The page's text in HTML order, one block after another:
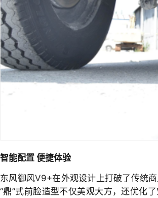
智能配置 便捷体验
东风御风V9+在外观设计上打破了传统商
“鼎”式前脸造型不仅美观大方，还优化了